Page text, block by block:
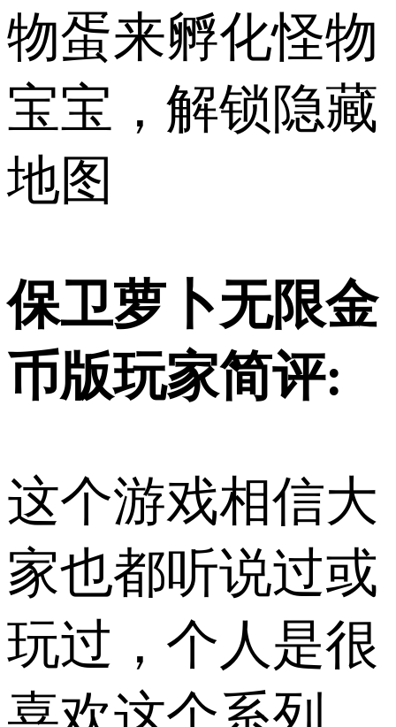
物蛋来孵化怪物
宝宝，解锁隐藏
地图
保卫萝卜无限金
币版玩家简评:
这个游戏相信大
家也都听说过或
玩过，个人是很